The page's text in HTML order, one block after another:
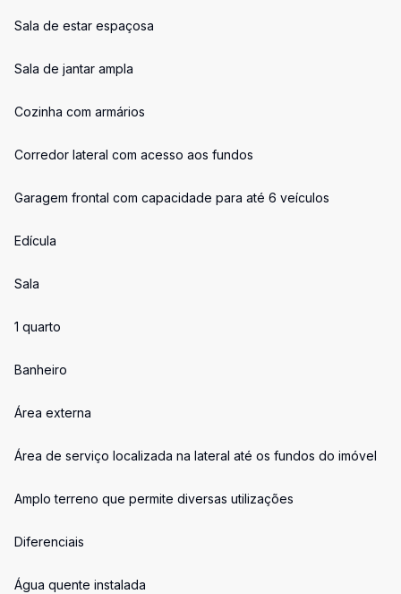
Sala de estar espaçosa
Sala de jantar ampla
Cozinha com armários
Corredor lateral com acesso aos fundos
Garagem frontal com capacidade para até 6 veículos
Edícula
Sala
1 quarto
Banheiro
Área externa
Área de serviço localizada na lateral até os fundos do imóvel
Amplo terreno que permite diversas utilizações
Diferenciais
Água quente instalada